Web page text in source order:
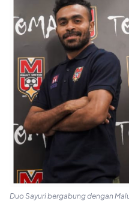
Duo Sayuri bergabung dengan